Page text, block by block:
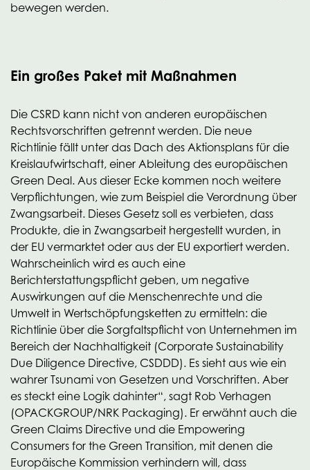
bewegen werden.
Ein großes Paket mit Maßnahmen
Die CSRD kann nicht von anderen europäischen
Rechtsvorschriften getrennt werden. Die neue
Richtlinie fällt unter das Dach des Aktionsplans für die
Kreislaufwirtschaft, einer Ableitung des europäischen
Green Deal. Aus dieser Ecke kommen noch weitere
Verpflichtungen, wie zum Beispiel die Verordnung über
Zwangsarbeit. Dieses Gesetz soll es verbieten, dass
Produkte, die in Zwangsarbeit hergestellt wurden, in
der EU vermarktet oder aus der EU exportiert werden.
Wahrscheinlich wird es auch eine
Berichterstattungspflicht geben, um negative
Auswirkungen auf die Menschenrechte und die
Umwelt in Wertschöpfungsketten zu ermitteln: die
Richtlinie über die Sorgfaltspflicht von Unternehmen im
Bereich der Nachhaltigkeit (Corporate Sustainability
Due Diligence Directive, CSDDD). Es sieht aus wie ein
wahrer Tsunami von Gesetzen und Vorschriften. Aber
es steckt eine Logik dahinter“, sagt Rob Verhagen
(OPACKGROUP/NRK Packaging). Er erwähnt auch die
Green Claims Directive und die Empowering
Consumers for the Green Transition, mit denen die
Europäische Kommission verhindern will, dass